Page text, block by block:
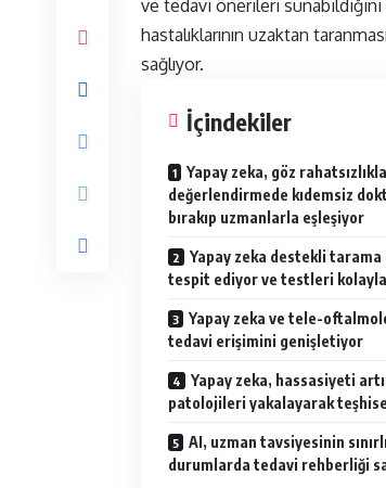
ve tedavi önerileri sunabildiğini
hastalıklarının uzaktan
sağlıyor.
İçindekiler
Yapay zeka, göz
değerlendirmede kıdemsiz
bırakıp uzmanlarla eşleşiyor
Yapay zeka destekli tarama
tespit ediyor ve testleri
Yapay zeka ve tele-
tedavi erişimini genişletiyor
Yapay zeka, hassasiyeti
patolojileri yakalayarak teşhise
AI, uzman tavsiyesinin
durumlarda tedavi rehberliği